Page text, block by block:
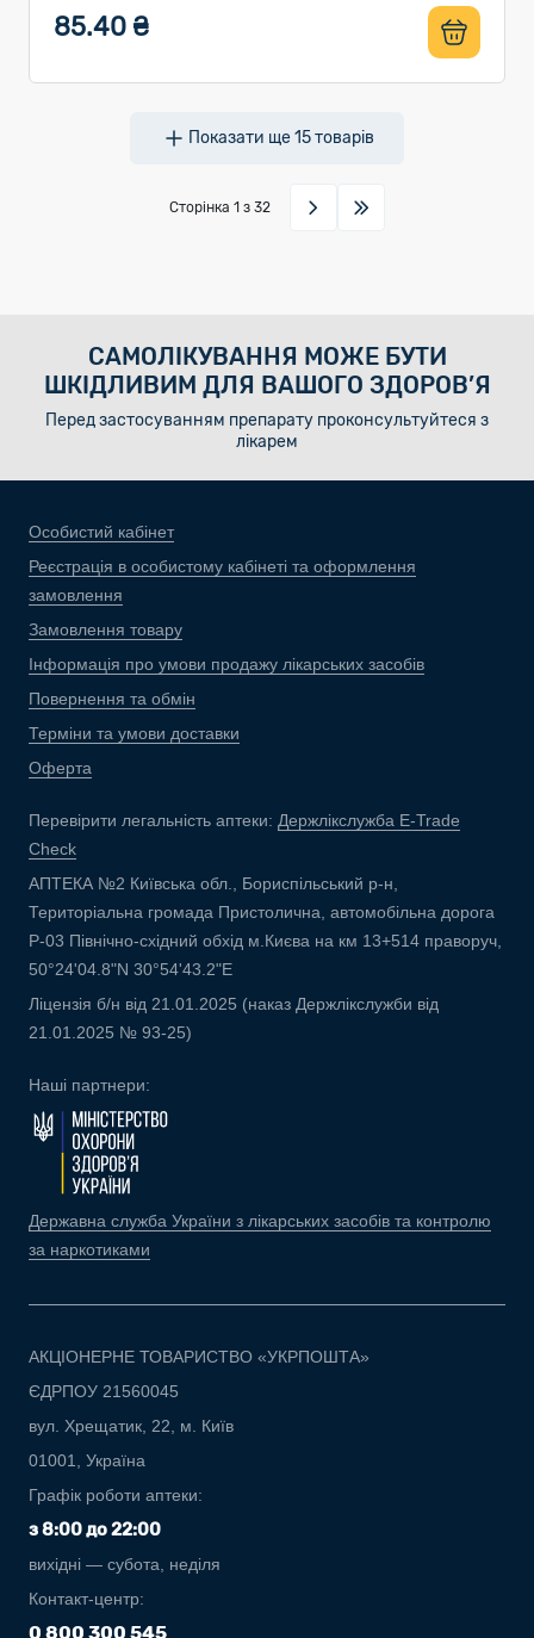
85.40 ₴
Показати ще15товарів
Сторінка 1 з 32
САМОЛІКУВАННЯ МОЖЕ БУТИ
ШКІДЛИВИМ ДЛЯ ВАШОГО ЗДОРОВ’Я
Перед застосуванням препарату проконсультуйтеся з
лікарем
Особистий кабінет
Реєстрація в особистому кабінеті та оформлення
замовлення
Замовлення товару
Інформація про умови продажу лікарських засобів
Повернення та обмін
Терміни та умови доставки
Оферта
Перевірити легальність аптеки: Держлікслужба E-Trade
Check
АПТЕКА №2 Київська обл., Бориспільський р-н,
Територіальна громада Пристолична, автомобільна дорога
Р-03 Північно-східний обхід м.Києва на км 13+514 праворуч,
50°24'04.8"N 30°54'43.2"E
Ліцензія б/н від 21.01.2025 (наказ Держлікслужби від
21.01.2025 № 93-25)
Наші партнери:
Державна служба України з лікарських засобів та контролю
за наркотиками
АКЦІОНЕРНЕ ТОВАРИСТВО «УКРПОШТА»
ЄДРПОУ 21560045
вул. Хрещатик, 22, м. Київ
01001, Україна
Графік роботи аптеки:
з 8:00 до 22:00
вихідні — субота, неділя
Контакт-центр:
0 800 300 545